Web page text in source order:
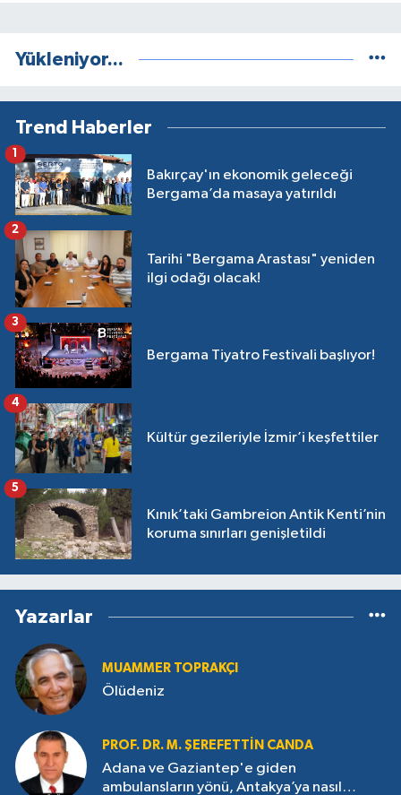
Yükleniyor...
Trend Haberler
Bakırçay'ın ekonomik geleceği
Bergama’da masaya yatırıldı
1
Tarihi "Bergama Arastası" yeniden
ilgi odağı olacak!
2
Bergama Tiyatro Festivali başlıyor!
3
Kültür gezileriyle İzmir’i keşfettiler
4
Kınık’taki Gambreion Antik Kenti’nin
koruma sınırları genişletildi
5
Yazarlar
MUAMMER TOPRAKÇI
Ölüdeniz
PROF. DR. M. ŞEREFETTIN CANDA
Adana ve Gaziantep'e giden
ambulansların yönü, Antakya’ya nasıl